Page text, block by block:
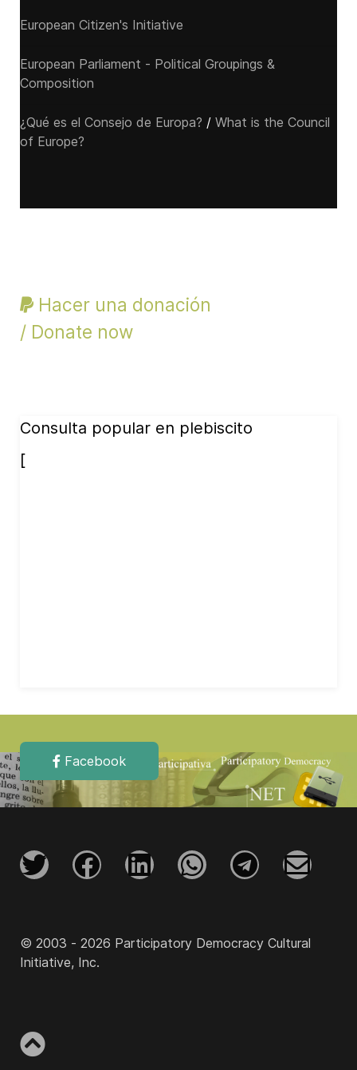
European Citizen's Initiative
European Parliament - Political Groupings &
Composition
¿Qué es el Consejo de Europa? / What is the Council
of Europe?
Hacer una donación
/ Donate now
Consulta popular en plebiscito
[
Facebook
© 2003 - 2026 Participatory Democracy Cultural
Initiative, Inc.